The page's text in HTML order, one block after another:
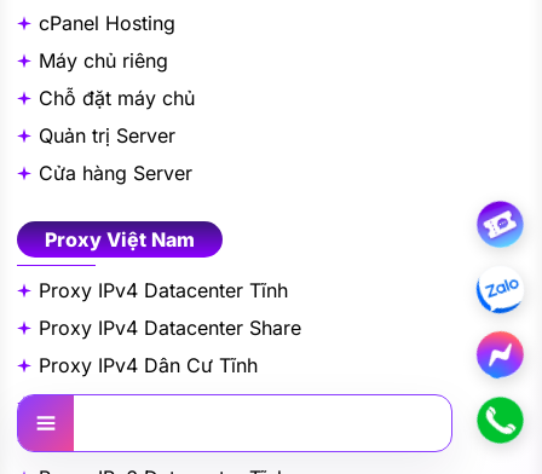
Nội dung
cPanel Hosting
Máy chủ riêng
Chỗ đặt máy chủ
Quản trị Server
Cửa hàng Server
Proxy Việt Nam
Proxy IPv4 Datacenter Tĩnh
Proxy IPv4 Datacenter Share
Proxy IPv4 Dân Cư Tĩnh
Proxy IPv4 Dân Cư Share